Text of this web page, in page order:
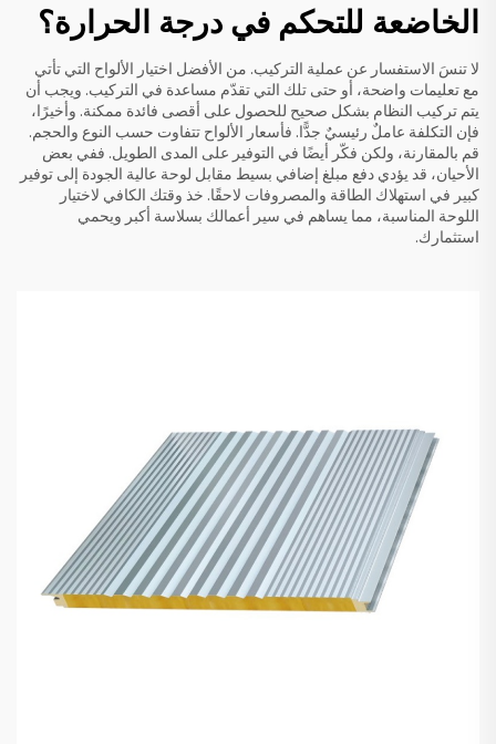
الخاضعة للتحكم في درجة الحرارة؟
لا تنسَ الاستفسار عن عملية التركيب. من الأفضل اختيار الألواح التي تأتي
مع تعليمات واضحة، أو حتى تلك التي تقدّم مساعدة في التركيب. ويجب أن
يتم تركيب النظام بشكل صحيح للحصول على أقصى فائدة ممكنة. وأخيرًا،
فإن التكلفة عاملٌ رئيسيٌ جدًّا. فأسعار الألواح تتفاوت حسب النوع والحجم.
قم بالمقارنة، ولكن فكّر أيضًا في التوفير على المدى الطويل. ففي بعض
الأحيان، قد يؤدي دفع مبلغ إضافي بسيط مقابل لوحة عالية الجودة إلى توفير
كبير في استهلاك الطاقة والمصروفات لاحقًا. خذ وقتك الكافي لاختيار
اللوحة المناسبة، مما يساهم في سير أعمالك بسلاسة أكبر ويحمي
استثمارك.